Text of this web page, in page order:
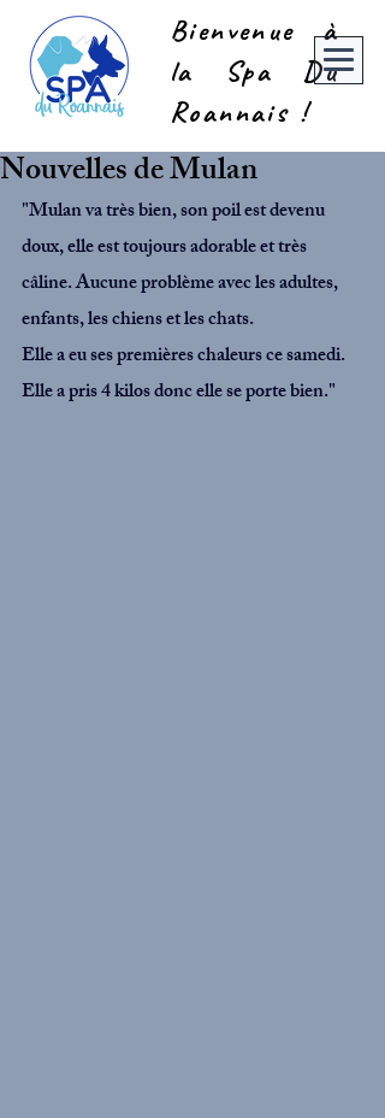
Bienvenue à
la Spa Du
Roannais !
Nouvelles de Mulan
"Mulan va très bien, son poil est devenu
doux, elle est toujours adorable et très
câline. Aucune problème avec les adultes,
enfants, les chiens et les chats.
Elle a eu ses premières chaleurs ce samedi.
Elle a pris 4 kilos donc elle se porte bien."